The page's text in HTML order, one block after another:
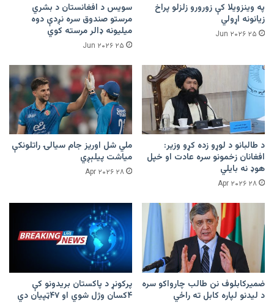
په وینزویلا کې زورورو زلزلو پراخ
زیانونه اړولي
۲۵ Jun ۲۰۲۶
سویس د افغانستان د بشري
مرستو صندوق سره نږدې دوه
میلیونه ډالر مرسته کوي
۲۵ Jun ۲۰۲۶
د طالبانو د لوړو زده کړو وزیر:
افغانان زخمونو سره عادت او خپل
هوډ نه بایلي
۲۸ Apr ۲۰۲۶
ملي شل اوریز جام سیالۍ راتلونکې
میاشت پیلېږي
۲۸ Apr ۲۰۲۶
ضمیرکابلوف نن طالب چارواکو سره
د لیدنو لپاره کابل ته راځي
پرکونړ د پاکستان بریدونو کې
۴کسان وژل شوي او ۴۷ټپیان دي